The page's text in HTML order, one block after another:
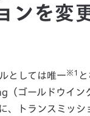
ンを変
としては唯一※1
（ゴールドウイ
、トランスミッ